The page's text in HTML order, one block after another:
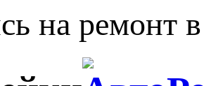
на ремонт